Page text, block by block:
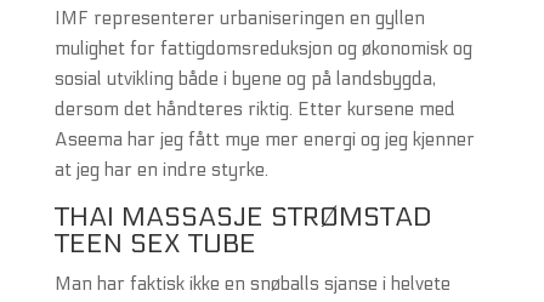
IMF representerer urbaniseringen en gyllen
mulighet for fattigdomsreduksjon og økonomisk og
sosial utvikling både i byene og på landsbygda,
dersom det håndteres riktig. Etter kursene med
Aseema har jeg fått mye mer energi og jeg kjenner
at jeg har en indre styrke.
THAI MASSASJE STRØMSTAD
TEEN SEX TUBE
Man har faktisk ikke en snøballs sjanse i helvete